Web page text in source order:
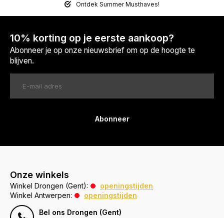
Ontdek Summer Musthaves!
10% korting op je eerste aankoop?
Abonneer je op onze nieuwsbrief om op de hoogte te
blijven.
Abonneer
Onze winkels
Winkel Drongen (Gent):
openingstijden
Winkel Antwerpen:
openingstijden
Bel ons Drongen (Gent)